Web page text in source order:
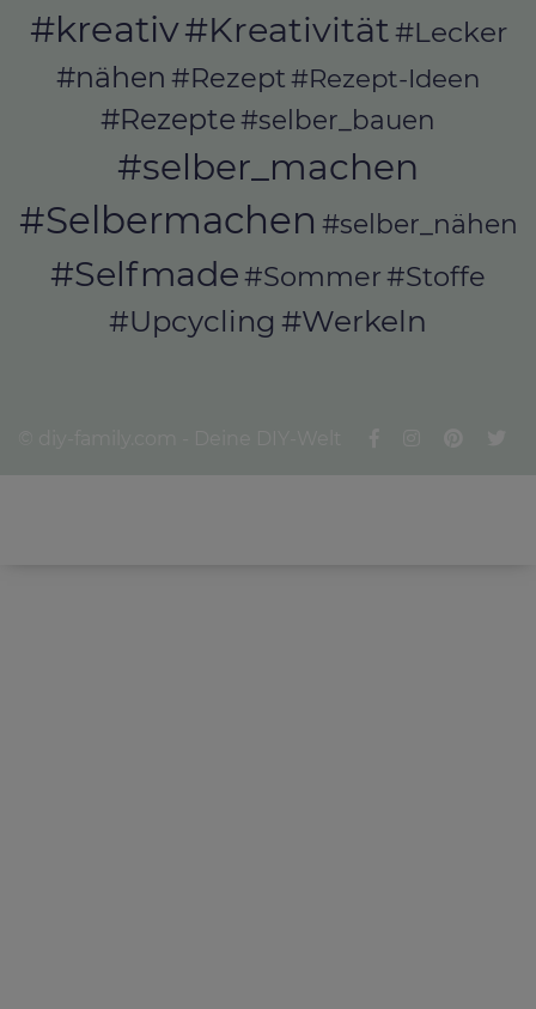
#kreativ#Kreativität#Lecker
#nähen #Rezept#Rezept-Ideen
#Rezepte#selber_bauen
#selber_machen
#Selbermachen #selber_nähen
#Selfmade#Sommer#Stoffe
#Upcycling #Werkeln